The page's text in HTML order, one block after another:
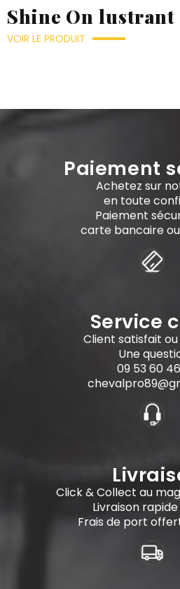
Shine On lustrant
VOIR LE PRODUIT
Paiement
Achetez sur
en toute
Paiement
carte bancaire
Service
Client satisfait
Une
09 53 60
Click & Collect au
Livraison
Frais de port